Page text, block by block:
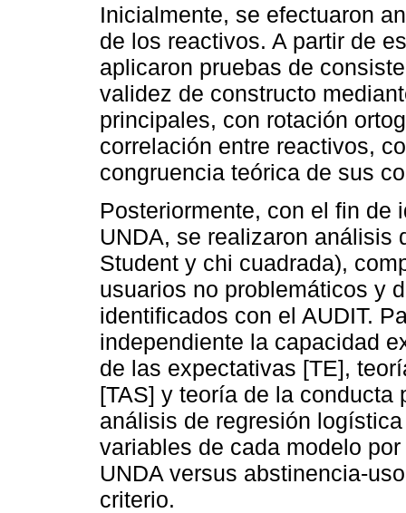
Inicialmente, se efectuaron
de los reactivos. A partir de
aplicaron pruebas de
validez de constructo
principales, con rotación
correlación entre reactivos,
congruencia teórica de sus
Posteriormente, con el fin de
UNDA, se realizaron
Student y chi cuadrada),
usuarios no problemáticos y
identificados con el AUDIT.
independiente la capacidad
de las expectativas [TE],
[TAS] y teoría de la conducta
análisis de regresión
variables de cada modelo
UNDA versus abstinencia-
criterio.